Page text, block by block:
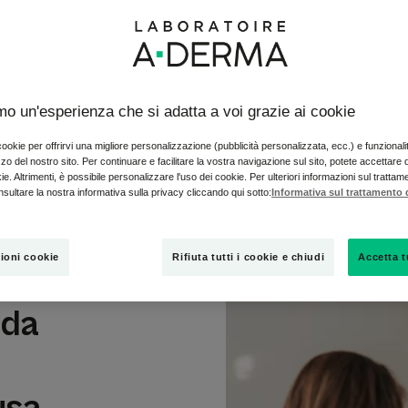
un prodotto o un materiale allergenico e improvvisamente la
esistono soluzioni per alleviare la reazione della
Lo step successivo è quello di individuare ciò che sta
consigli per capire meglio cosa scatena l'eczema da contatto
un'esperienza che si adatta a voi grazie ai cookie
per offrirvi una migliore personalizzazione (pubblicità personalizzata, ecc.) e
del nostro sito. Per continuare e facilitare la vostra navigazione sul sito, potete accettare
Altrimenti, è possibile personalizzare l'uso dei cookie. Per ulteriori informazioni sul
la nostra informativa sulla privacy cliccando qui sotto: Informativa sul trattamento
cookie Rifiuta tutti i cookie e chiudi Accetta